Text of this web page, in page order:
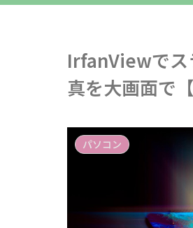
IrfanViewでス
真を大画面で
パソコン